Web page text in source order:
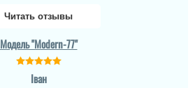
Читать отзывы
Модель "Modern-77"
Іван